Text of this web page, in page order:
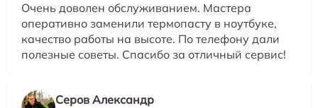
Очень доволен обслуживанием. Мастера
оперативно заменили термопасту в ноутбуке,
качество работы на высоте. По телефону дали
полезные советы. Спасибо за отличный сервис!
Серов Александр